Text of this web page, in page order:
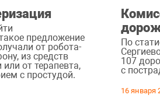
предложение
от робота-
из средств
от терапевта,
с простудой.
По
107
с
16 января